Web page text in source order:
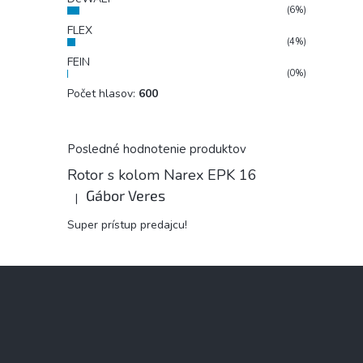
(6%)
FLEX
(4%)
FEIN
(0%)
Počet hlasov: 600
Posledné hodnotenie produktov
Rotor s kolom Narex EPK 16
Hodnotenie produktu je 5 z 5 hviezdičiek.
| Gábor Veres
Super prístup predajcu!